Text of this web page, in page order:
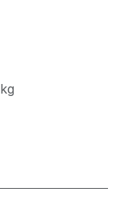
kg